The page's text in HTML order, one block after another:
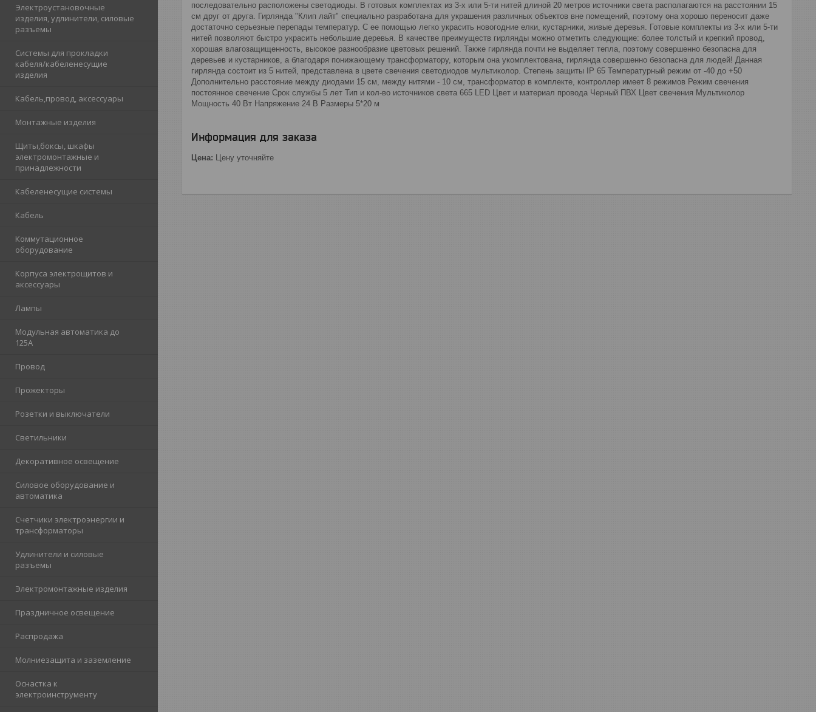
Электроустановочные
изделия, удлинители, силовые
разъемы
Системы для прокладки
кабеля/кабеленесущие
изделия
Кабель,провод, аксессуары
Монтажные изделия
Щиты,боксы, шкафы
электромонтажные и
принадлежности
Кабеленесущие системы
Кабель
Коммутационное
оборудование
Корпуса электрощитов и
аксессуары
Лампы
Модульная автоматика до
125А
Провод
Прожекторы
Розетки и выключатели
Светильники
Декоративное освещение
Силовое оборудование и
автоматика
Счетчики электроэнергии и
трансформаторы
Удлинители и силовые
разъемы
Электромонтажные изделия
Праздничное освещение
Распродажа
Молниезащита и заземление
Оснастка к
электроинструменту
последовательно расположены светодиоды. В готовых комплектах из 3-х или 5-ти нитей длиной 20 метров источники света располагаются на расстоянии 15
см друг от друга. Гирлянда "Клип лайт" специально разработана для украшения различных объектов вне помещений, поэтому она хорошо переносит даже
достаточно серьезные перепады температур. С ее помощью легко украсить новогодние елки, кустарники, живые деревья. Готовые комплекты из 3-х или 5-ти
нитей позволяют быстро украсить небольшие деревья. В качестве преимуществ гирлянды можно отметить следующие: более толстый и крепкий провод,
хорошая влагозащищенность, высокое разнообразие цветовых решений. Также гирлянда почти не выделяет тепла, поэтому совершенно безопасна для
деревьев и кустарников, а благодаря понижающему трансформатору, которым она укомплектована, гирлянда совершенно безопасна для людей! Данная
гирлянда состоит из 5 нитей, представлена в цвете свечения светодиодов мультиколор. Степень защиты IP 65 Температурный режим от -40 до +50
Дополнительно расстояние между диодами 15 см, между нитями - 10 см, трансформатор в комплекте, контроллер имеет 8 режимов Режим свечения
постоянное свечение Срок службы 5 лет Тип и кол-во источников света 665 LED Цвет и материал провода Черный ПВХ Цвет свечения Мультиколор
Мощность 40 Вт Напряжение 24 В Размеры 5*20 м
Информация для заказа
Цена: Цену уточняйте